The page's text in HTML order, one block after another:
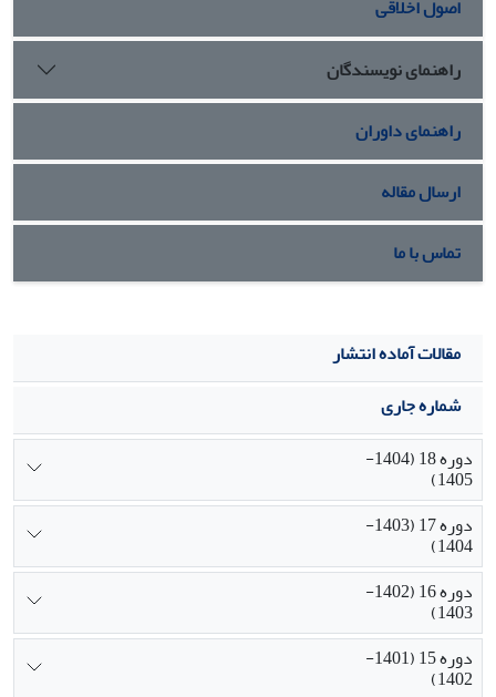
و خوارزمی از نقشی کلیدی‌ و مرکزی‌ در شبکه برخوردار بوده‌اند.
همچنین حوزه‌های موضوعی علوم تربیتی، علوم سیاسی و مدیریت،
دارای بیشترین سهم در مقاله‌های منتشرشده در فصلنامه
بوده‌اند.
اصول اخلاقی
راهنمای نویسندگان
راهنمای داوران
ارسال مقاله
تماس با ما
مقالات آماده انتشار
شماره جاری
دوره 18 (1404-
1405)
دوره 17 (1403-
1404)
دوره 16 (1402-
1403)
دوره 15 (1401-
1402)